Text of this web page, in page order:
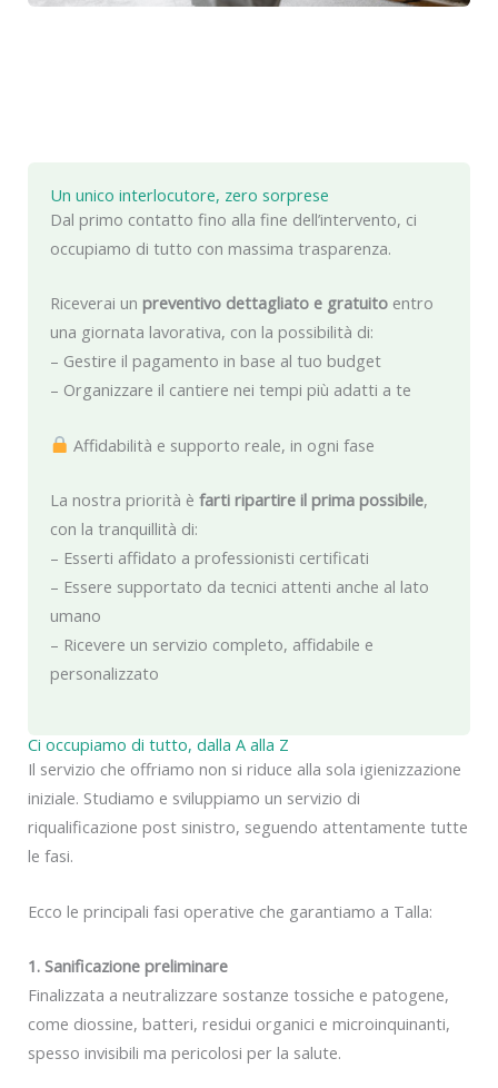
Ci occupiamo di tutto, dalla A alla Z
Il servizio che offriamo non si riduce alla sola igienizzazione
iniziale. Studiamo e sviluppiamo un servizio di
riqualificazione post sinistro, seguendo attentamente tutte
le fasi.
Ecco le principali fasi operative che garantiamo a Talla:
1. Sanificazione preliminare
Finalizzata a neutralizzare sostanze tossiche e patogene,
come diossine, batteri, residui organici e microinquinanti,
spesso invisibili ma pericolosi per la salute.
Un unico interlocutore, zero sorprese
Dal primo contatto fino alla fine dell’intervento, ci
occupiamo di tutto con massima trasparenza.
Riceverai un preventivo dettagliato e gratuito entro
una giornata lavorativa, con la possibilità di:
– Gestire il pagamento in base al tuo budget
– Organizzare il cantiere nei tempi più adatti a te
Affidabilità e supporto reale, in ogni fase
La nostra priorità è farti ripartire il prima possibile,
con la tranquillità di:
– Esserti affidato a professionisti certificati
– Essere supportato da tecnici attenti anche al lato
umano
– Ricevere un servizio completo, affidabile e
personalizzato